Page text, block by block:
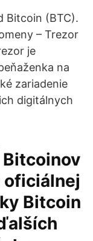
Bitcoin (BTC).
– Trezor
je
na
zariadenie
digitálnych
Bitcoinov
oficiálnej
Bitcoin